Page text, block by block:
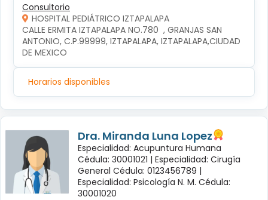
Consultorio
HOSPITAL PEDIÁTRICO IZTAPALAPA
CALLE ERMITA IZTAPALAPA NO.780  , GRANJAS SAN
ANTONIO, C.P.99999, IZTAPALAPA, IZTAPALAPA,CIUDAD
DE MEXICO
Horarios disponibles
Dra. Miranda Luna Lopez
Especialidad: Acupuntura Humana
Cédula: 30001021 | Especialidad: Cirugía
General Cédula: 0123456789 |
Especialidad: Psicología N. M. Cédula:
30001020